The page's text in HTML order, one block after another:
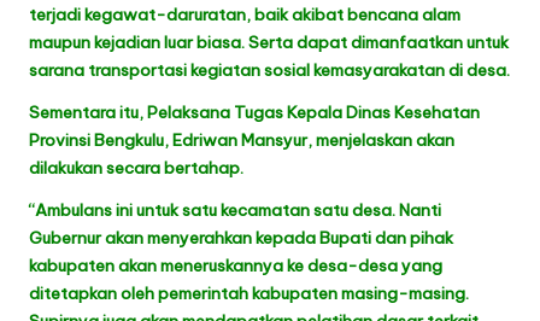
terjadi kegawat-daruratan, baik akibat bencana alam
maupun kejadian luar biasa. Serta dapat dimanfaatkan untuk
sarana transportasi kegiatan sosial kemasyarakatan di desa.
Sementara itu, Pelaksana Tugas Kepala Dinas Kesehatan
Provinsi Bengkulu, Edriwan Mansyur, menjelaskan akan
dilakukan secara bertahap.
“Ambulans ini untuk satu kecamatan satu desa. Nanti
Gubernur akan menyerahkan kepada Bupati dan pihak
kabupaten akan meneruskannya ke desa-desa yang
ditetapkan oleh pemerintah kabupaten masing-masing.